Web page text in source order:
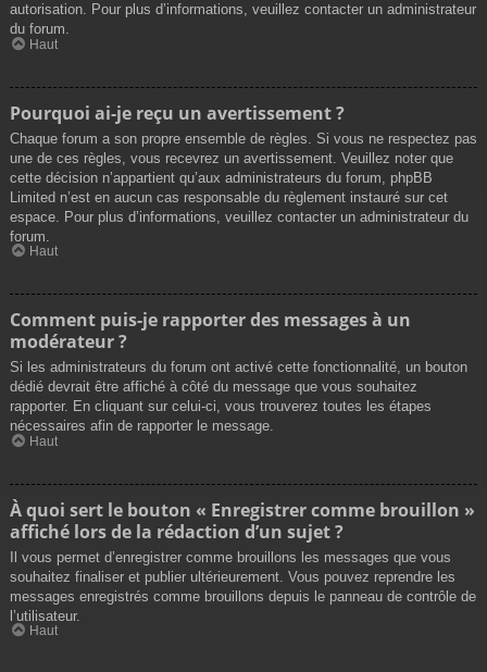
autorisation. Pour plus d’informations, veuillez contacter un administrateur
du forum.
Haut
Pourquoi ai-je reçu un avertissement ?
Chaque forum a son propre ensemble de règles. Si vous ne respectez pas
une de ces règles, vous recevrez un avertissement. Veuillez noter que
cette décision n’appartient qu’aux administrateurs du forum, phpBB
Limited n’est en aucun cas responsable du règlement instauré sur cet
espace. Pour plus d’informations, veuillez contacter un administrateur du
forum.
Haut
Comment puis-je rapporter des messages à un
modérateur ?
Si les administrateurs du forum ont activé cette fonctionnalité, un bouton
dédié devrait être affiché à côté du message que vous souhaitez
rapporter. En cliquant sur celui-ci, vous trouverez toutes les étapes
nécessaires afin de rapporter le message.
Haut
À quoi sert le bouton « Enregistrer comme brouillon »
affiché lors de la rédaction d’un sujet ?
Il vous permet d’enregistrer comme brouillons les messages que vous
souhaitez finaliser et publier ultérieurement. Vous pouvez reprendre les
messages enregistrés comme brouillons depuis le panneau de contrôle de
l’utilisateur.
Haut